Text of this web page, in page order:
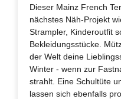
Dieser Mainz French
nächstes Näh-Projekt
Strampler, Kinderoutfit
Bekleidungsstücke.
der Welt deine
Winter - wenn zur
strahlt. Eine Schultüte
lassen sich ebenfalls